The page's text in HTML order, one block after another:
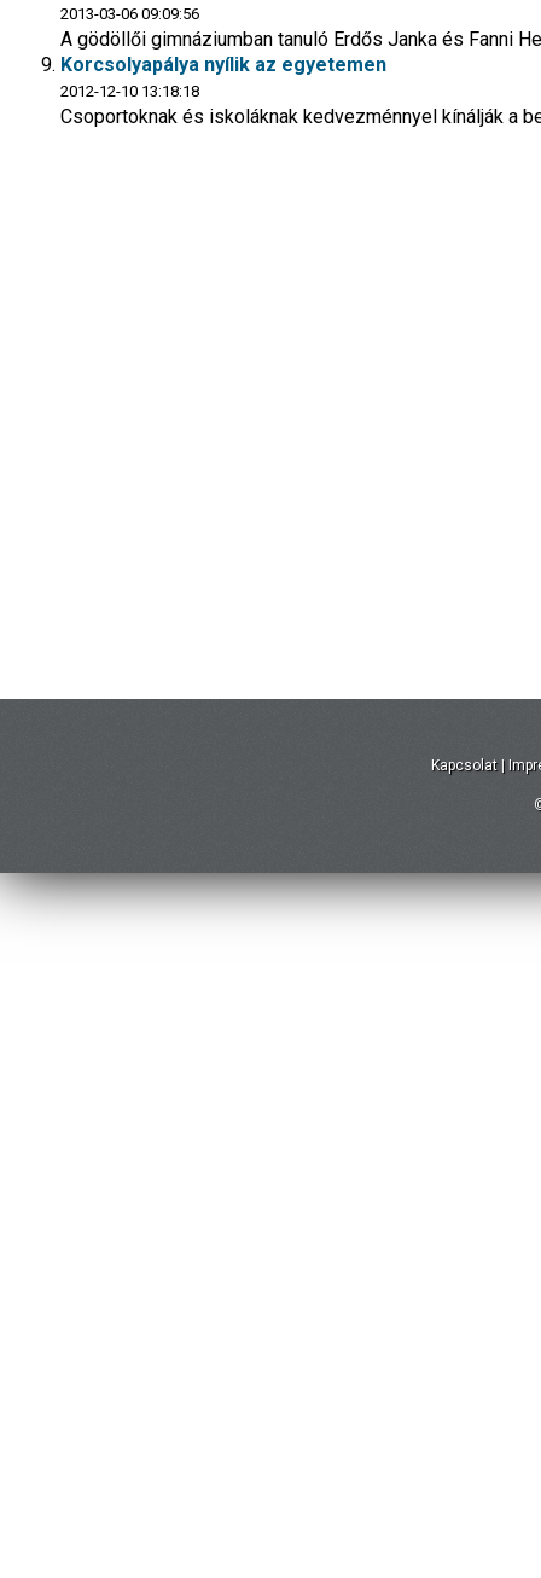
2013-03-06 09:09:56
A gödöllői gimnáziumban tanuló Erdős Janka és Fanni
Korcsolyapálya nyílik az egyetemen
2012-12-10 13:18:18
Csoportoknak és iskoláknak kedvezménnyel kínálják a
Kapcsolat |